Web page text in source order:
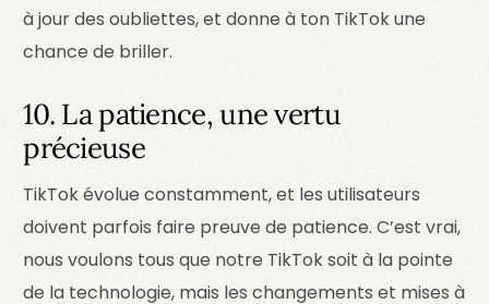
à jour des oubliettes, et donne à ton TikTok une
chance de briller.
10. La patience, une vertu
précieuse
TikTok évolue constamment, et les utilisateurs
doivent parfois faire preuve de patience. C’est vrai,
nous voulons tous que notre TikTok soit à la pointe
de la technologie, mais les changements et mises à